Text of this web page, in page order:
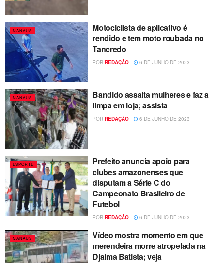
MANAUS
Motociclista de aplicativo é
rendido e tem moto roubada no
Tancredo
POR REDAÇÃO 6 DE JUNHO DE 2023
MANAUS
Bandido assalta mulheres e faz a
limpa em loja; assista
POR REDAÇÃO 6 DE JUNHO DE 2023
ESPORTE
Prefeito anuncia apoio para
clubes amazonenses que
disputam a Série C do
Campeonato Brasileiro de
Futebol
POR REDAÇÃO 6 DE JUNHO DE 2023
MANAUS
Vídeo mostra momento em que
merendeira morre atropelada na
Djalma Batista; veja